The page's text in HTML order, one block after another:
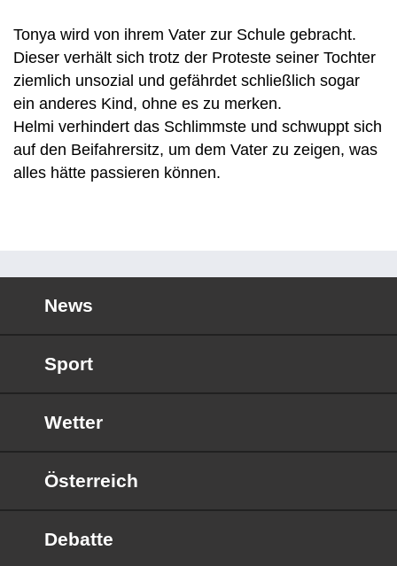
Tonya wird von ihrem Vater zur Schule gebracht.
Dieser verhält sich trotz der Proteste seiner Tochter
ziemlich unsozial und gefährdet schließlich sogar
ein anderes Kind, ohne es zu merken.
Helmi verhindert das Schlimmste und schwuppt sich
auf den Beifahrersitz, um dem Vater zu zeigen, was
alles hätte passieren können.
News
Sport
Wetter
Österreich
Debatte